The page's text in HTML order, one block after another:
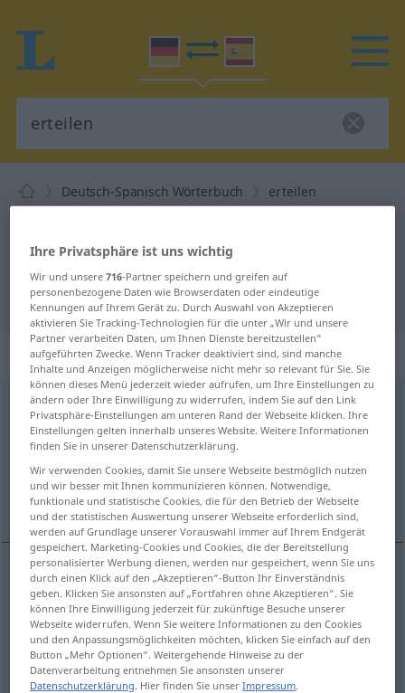
Deutsch-Spanisch Wörterbuch erteilen
"erteilen"
"erteilen" Spanisch Übersetzung
„erteilen“: transitives Verb
erteilenv/t <ohnege>
Übersicht aller Übersetzungen
dar, conceder, impartir
dar erteilen Auskunft, Auftrag, Befehl, Rat
conceder erteilenErlaubnisa.
impartir erteilen Unterricht
Ihre Privatsphäre ist uns wichtig
Wir und unsere716-Partner speichern und greifen auf
personenbezogene Daten wie Browserdaten oder eindeutige
Kennungen auf Ihrem Gerät zu. Durch Auswahl von Akzeptieren
aktivieren Sie Tracking-Technologien für die unter „Wir und unsere
Partner verarbeiten Daten, um Ihnen Dienste bereitzustellen“
aufgeführten Zwecke. Wenn Tracker deaktiviert sind, sind manche
Inhalte und Anzeigen möglicherweise nicht mehr so relevant für Sie. Sie
können dieses Menü jederzeit wieder aufrufen, um Ihre Einstellungen zu
ändern oder Ihre Einwilligung zu widerrufen, indem Sie auf den Link
Privatsphäre-Einstellungen am unteren Rand der Webseite klicken. Ihre
Einstellungen gelten innerhalb unseres Website. Weitere Informationen
finden Sie in unserer Datenschutzerklärung.
Wir verwenden Cookies, damit Sie unsere Webseite bestmöglich nutzen
und wir besser mit Ihnen kommunizieren können. Notwendige,
funktionale und statistische Cookies, die für den Betrieb der Webseite
und der statistischen Auswertung unserer Webseite erforderlich sind,
werden auf Grundlage unserer Vorauswahl immer auf Ihrem Endgerät
gespeichert. Marketing-Cookies und Cookies, die der Bereitstellung
personalisierter Werbung dienen, werden nur gespeichert, wenn Sie uns
durch einen Klick auf den „Akzeptieren“-Button Ihr Einverständnis
geben. Klicken Sie ansonsten auf „Fortfahren ohne Akzeptieren“. Sie
können Ihre Einwilligung jederzeit für zukünftige Besuche unserer
Webseite widerrufen. Wenn Sie weitere Informationen zu den Cookies
und den Anpassungsmöglichkeiten möchten, klicken Sie einfach auf den
Button „Mehr Optionen“. Weitergehende Hinweise zu der
Datenverarbeitung entnehmen Sie ansonsten unserer
Datenschutzerklärung. Hier finden Sie unserImpressum.